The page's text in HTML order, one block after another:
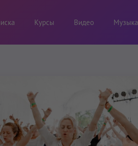
Курсы Видео Музыка